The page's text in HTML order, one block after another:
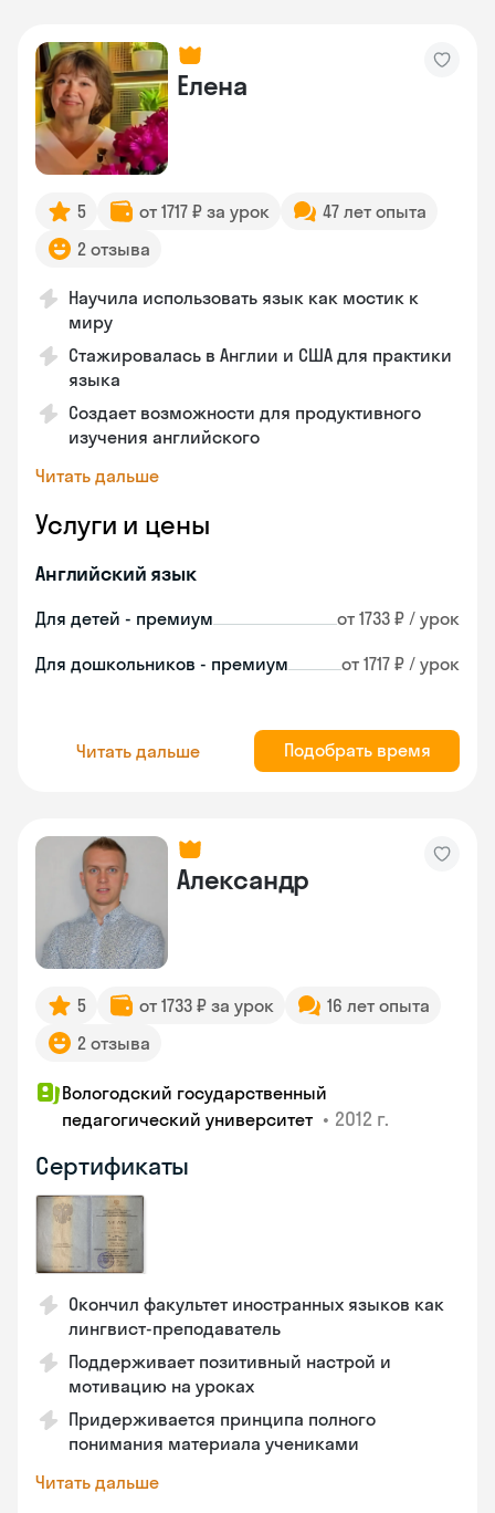
Елена
5 от 1717 ₽ за урок
47 лет опыта
2 отзыва
Научила использовать язык как мостик к
миру
Стажировалась в Англии и США для практики
языка
Создает возможности для продуктивного
изучения английского
Читать дальше
Услуги и цены
Английский язык
Для детей - премиум от 1733 ₽ / урок
Для дошкольников - премиум от 1717 ₽ / урок
Читать дальше Подобрать время
Александр
5 от 1733 ₽ за урок
16 лет опыта
2 отзыва
Вологодский государственный
педагогический университет • 2012 г.
Сертификаты
Окончил факультет иностранных языков как
лингвист-преподаватель
Поддерживает позитивный настрой и
мотивацию на уроках
Придерживается принципа полного
понимания материала учениками
Читать дальше